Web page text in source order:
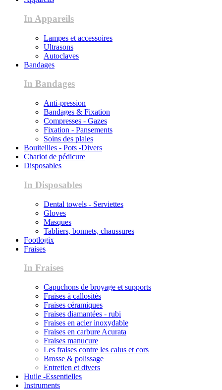
In Appareils
Lampes et accessoires
Ultrasons
Autoclaves
Bandages
In Bandages
Anti-pression
Bandages & Fixation
Compresses - Gazes
Fixation - Pansements
Soins des plaies
Bouiteilles - Pots -Divers
Chariot de pédicure
Disposables
In Disposables
Dental towels - Serviettes
Gloves
Masques
Tabliers, bonnets, chaussures
Footlogix
Fraises
In Fraises
Capuchons de broyage et supports
Fraises à callosités
Fraises céramiques
Fraises diamantées - rubi
Fraises en acier inoxydable
Fraises en carbure Acurata
Fraises manucure
Les fraises contre les calus et cors
Brosse & polissage
Entretien et divers
Huile -Essentielles
Instruments